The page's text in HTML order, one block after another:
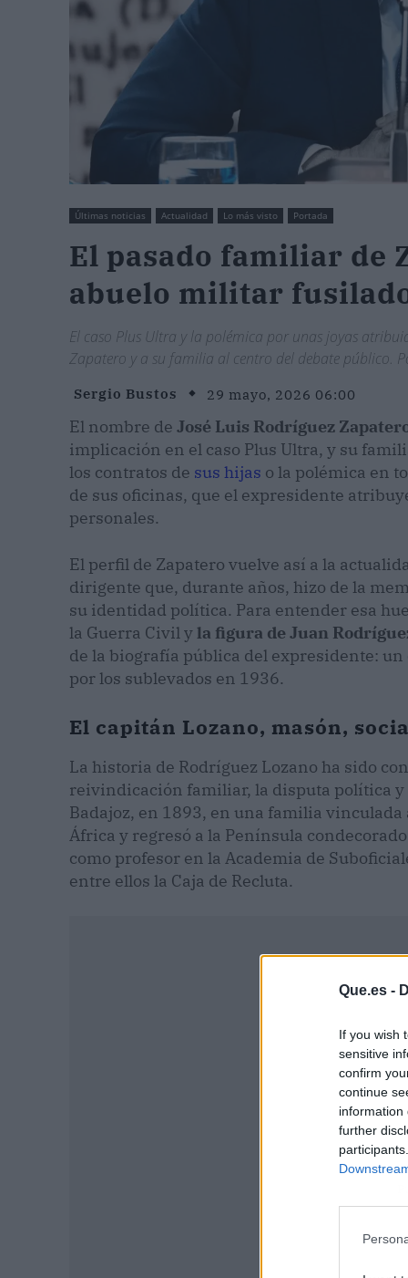
Que.es -
If you wish
sensitive
confirm
continue
information
further
Últimas noticias Actualidad Lo más visto Portada
El pasado familiar de
abuelo militar
El caso Plus Ultra y la polémica por unas joyas
Zapatero y a su familia al centro del debate público.
Sergio Bustos 29 mayo, 2026 06:00
El nombre de José Luis Rodríguez
implicación en el caso Plus Ultra, y su
los contratos de sus hijas o la polémica en
de sus oficinas, que el expresidente
personales.
El perfil de Zapatero vuelve así a la
dirigente que, durante años, hizo de la
su identidad política. Para entender esa
la Guerra Civil yla figura de Juan
de la biografía pública del expresidente:
por los sublevados en 1936.
El capitán Lozano, masón,
La historia de Rodríguez Lozano ha sido
reivindicación familiar, la disputa política
Badajoz, en 1893, en una familia
África y regresó a la Península
como profesor en la Academia de
entre ellos la Caja de Recluta.